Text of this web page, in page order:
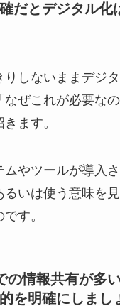
だとデジタル化
りしないままデジ
なぜこれが必要な
ます。
ムやツールが導入
いは使う意味を見
す。
の情報共有が多
を明確にしまし